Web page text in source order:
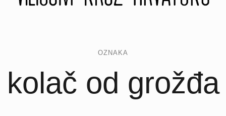
OZNAKA
kolač od grožđa